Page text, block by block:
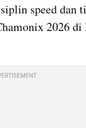
speed dan
2026 di